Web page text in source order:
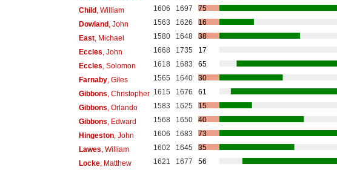
Child, William 1606 1697
75
Dowland, John 1563 1626
16
East, Michael 1580 1648
38
Eccles , John 1668 1735
17
Eccles , Solomon 1618 1683
65
Farnaby, Giles 1565 1640
30
Gibbons , Christopher 1615 1676
61
Gibbons , Orlando 1583 1625
15
Gibbons , Edward 1568 1650
40
Hingeston, John 1606 1683
73
Lawes , William 1602 1645
35
Locke, Matthew 1621 1677 56